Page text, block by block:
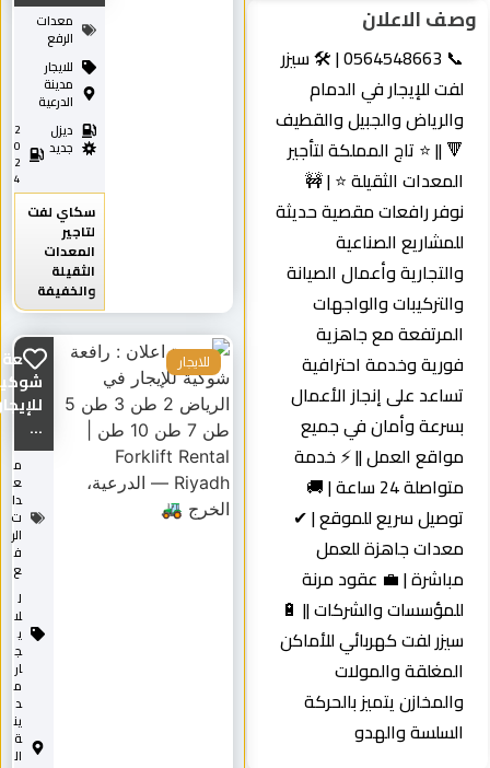
الاعلان
📞 0564548663 | 🛠️ سيزر
لفت للإيجار في الدمام
والرياض والجبيل والقطيف
🔻 || ⭐ تاج المملكة لتأجير
المعدات الثقيلة ⭐ | 🚧
نوفر رافعات مقصية حديثة
للمشاريع الصناعية
والتجارية وأعمال الصيانة
والتركيبات والواجهات
المرتفعة مع جاهزية
فورية وخدمة احترافية
تساعد على إنجاز الأعمال
بسرعة وأمان في جميع
مواقع العمل || ⚡ خدمة
متواصلة 24 ساعة | 🚚
توصيل سريع للموقع | ✔
معدات جاهزة للعمل
مباشرة | 💼 عقود مرنة
للمؤسسات والشركات || 🔋
سيزر لفت كهربائي للأماكن
المغلقة والمولات
والمخازن يتميز بالحركة
السلسة والهدو
معدات
الرفع
للايجار
مدينة
الدرعية
ديزل
جديد
0
2
سكاي لفت
لتاجير
المعدات
الثقيلة
والخفيفة
رافعة
شوكية
للإيجار
ت
ي
ة
ال
للايجار